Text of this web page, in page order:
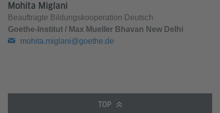
Mohita Miglani
Beauftragte Bildungskooperation Deutsch
Goethe-Institut / Max Mueller Bhavan New Delhi
mohita.miglani@goethe.de
TOP